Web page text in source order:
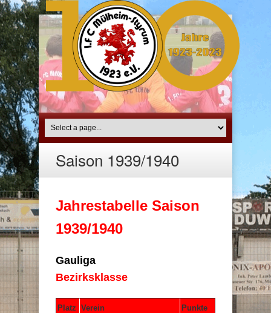
Saison 1939/1940
Jahrestabelle Saison
1939/1940
Gauliga
Bezirksklasse
Platz Verein Punkte